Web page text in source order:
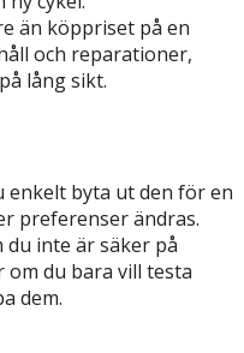
än köppriset på en
och reparationer,
lång sikt.
enkelt byta ut den för en
preferenser ändras.
inte är säker på
om du bara vill testa
dem.